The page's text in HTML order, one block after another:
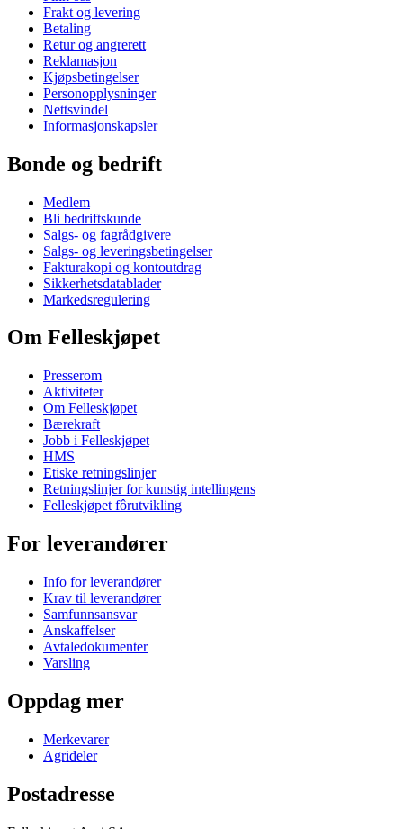
Frakt og levering
Betaling
Retur og angrerett
Reklamasjon
Kjøpsbetingelser
Personopplysninger
Nettsvindel
Informasjonskapsler
Bonde og bedrift
Medlem
Bli bedriftskunde
Salgs- og fagrådgivere
Salgs- og leveringsbetingelser
Fakturakopi og kontoutdrag
Sikkerhetsdatablader
Markedsregulering
Om Felleskjøpet
Presserom
Aktiviteter
Om Felleskjøpet
Bærekraft
Jobb i Felleskjøpet
HMS
Etiske retningslinjer
Retningslinjer for kunstig intellingens
Felleskjøpet fôrutvikling
For leverandører
Info for leverandører
Krav til leverandører
Samfunnsansvar
Anskaffelser
Avtaledokumenter
Varsling
Oppdag mer
Merkevarer
Agrideler
Postadresse